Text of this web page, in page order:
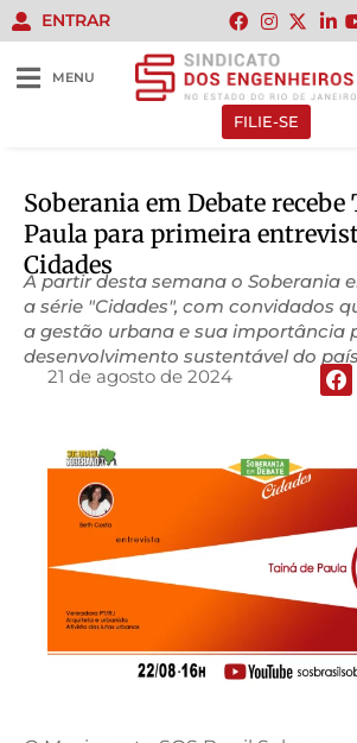
ENTRAR
MENU
FILIE-SE
Soberania em Debate recebe
Paula para primeira
Cidades
A partir desta semana o Soberania
a série "Cidades", com convidados
a gestão urbana e sua importância
desenvolvimento sustentável do país
21 de agosto de 2024